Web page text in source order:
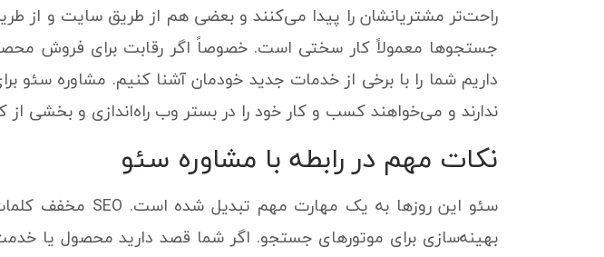
راحت‌تر مشتریانشان را پیدا می‌کنند و بعضی هم از طریق سایت و از
جستجوها معمولاً کار سختی است. خصوصاً اگر رقابت برای فروش
داریم شما را با برخی از خدمات جدید خودمان آشنا کنیم. مشاوره
ندارند و می‌خواهند کسب و کار خود را در بستر وب راه‌اندازی و بخشی از
نکات مهم در رابطه با مشاوره سئو
بهینه‌سازی برای موتورهای جستجو. اگر شما قصد دارید محصول یا